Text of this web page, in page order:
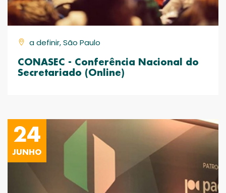
a definir, São Paulo
CONASEC - Conferência Nacional do
Secretariado (Online)
24
JUNHO